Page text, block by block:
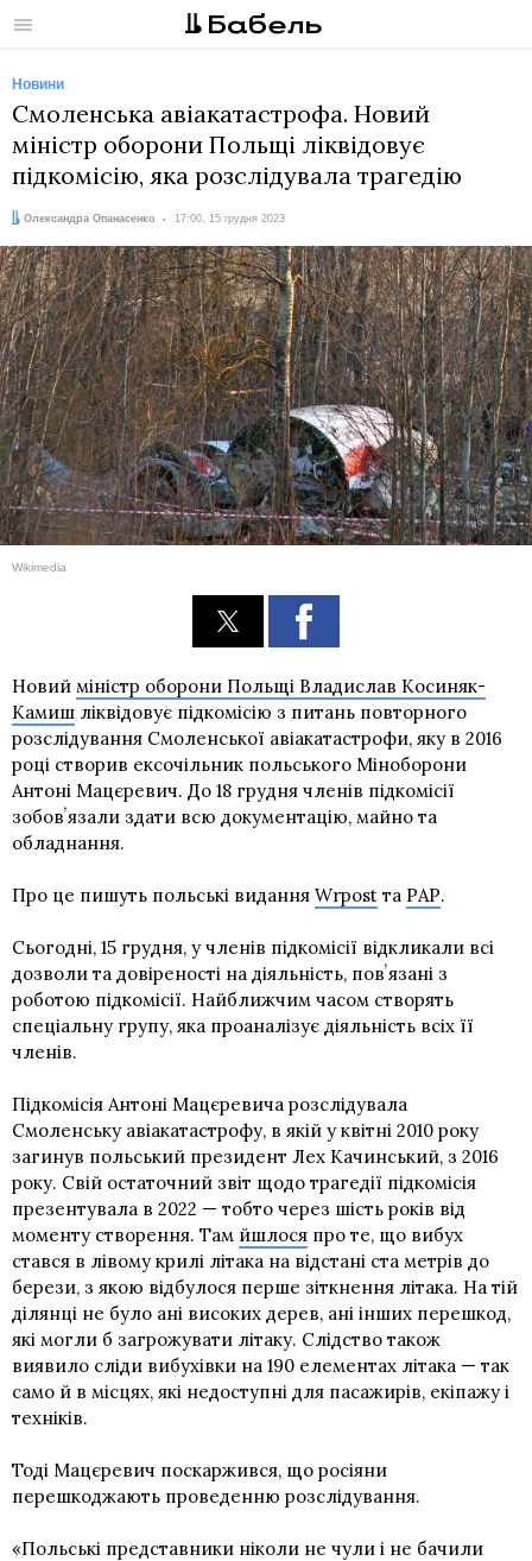
Меню
Новини
Смоленська авіакатастрофа. Новий
міністр оборони Польщі ліквідовує
підкомісію, яка розслідувала трагедію
Автор:
Олександра Опанасенко
Дата: 17:00, 15 грудня 2023
Wikimedia
Новий міністр оборони Польщі Владислав Косиняк-
Камиш ліквідовує підкомісію з питань повторного
розслідування Смоленської авіакатастрофи, яку в 2016
році створив ексочільник польського Міноборони
Антоні Мацєревич. До 18 грудня членів підкомісії
зобовʼязали здати всю документацію, майно та
обладнання.
Про це пишуть польські видання Wrpost та РАР.
Сьогодні, 15 грудня, у членів підкомісії відкликали всі
дозволи та довіреності на діяльність, повʼязані з
роботою підкомісії. Найближчим часом створять
спеціальну групу, яка проаналізує діяльність всіх її
членів.
Підкомісія Антоні Мацєревича розслідувала
Смоленську авіакатастрофу, в якій у квітні 2010 року
загинув польський президент Лех Качинський, з 2016
року. Свій остаточний звіт щодо трагедії підкомісія
презентувала в 2022 — тобто через шість років від
моменту створення. Там йшлося про те, що вибух
стався в лівому крилі літака на відстані ста метрів до
берези, з якою відбулося перше зіткнення літака. На тій
ділянці не було ані високих дерев, ані інших перешкод,
які могли б загрожувати літаку. Слідство також
виявило сліди вибухівки на 190 елементах літака — так
само й в місцях, які недоступні для пасажирів, екіпажу і
техніків.
Тоді Мацєревич поскаржився, що росіяни
перешкоджають проведенню розслідування.
«Польські представники ніколи не чули і не бачили